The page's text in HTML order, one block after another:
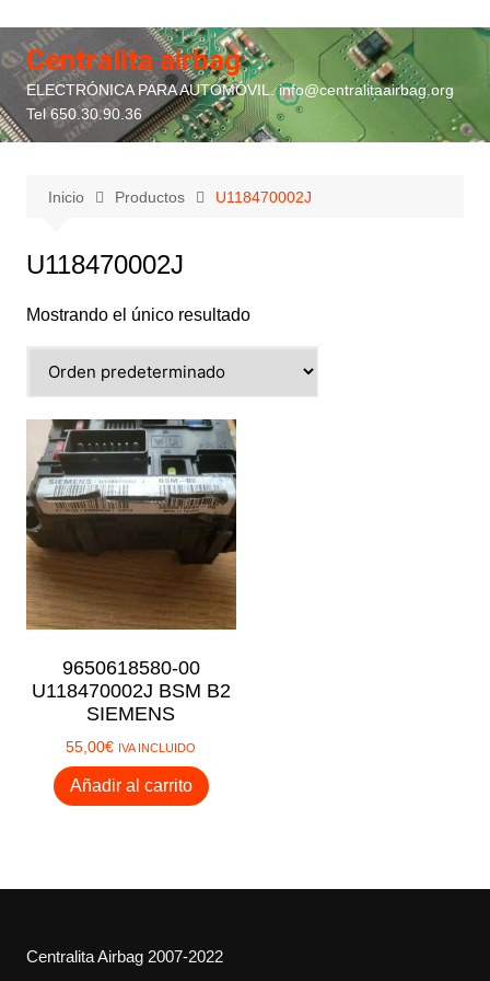
contenido
Centralita airbag
ELECTRÓNICA PARA AUTOMÓVIL. info@centralitaairbag.org
Tel 650.30.90.36
Inicio Productos U118470002J
U118470002J
Mostrando el único resultado
9650618580-00
U118470002J BSM B2
SIEMENS
55,00€ IVA INCLUIDO
Añadir al carrito
Centralita Airbag 2007-2022